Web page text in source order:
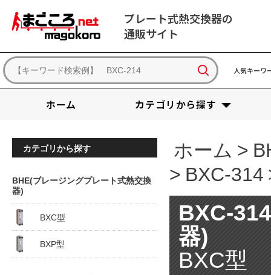
プレート式熱交換器の
通販サイト
人気キーワ
ホーム カテゴリから探す
ホーム >
> BXC-314
BXC-
器)
BXC型
カテゴリから探す
BHE(ブレージングプレート式熱交換
器)
BXC型
BXP型